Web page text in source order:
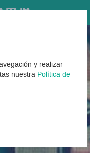
verano
en Cáceres
y realizar
nuestra Política de